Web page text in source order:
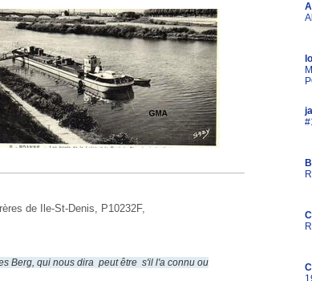
de Ile-St-Denis, P10232F,
Berg, qui nous dira peut être s'il l'a connu ou